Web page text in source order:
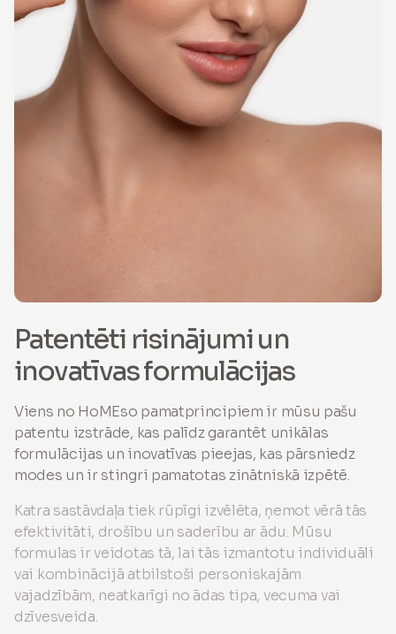
Patentēti risinājumi un
inovatīvas formulācijas
Viens no HoMEso pamatprincipiem ir mūsu pašu
patentu izstrāde, kas palīdz garantēt unikālas
formulācijas un inovatīvas pieejas, kas pārsniedz
modes un ir stingri pamatotas zinātniskā izpētē.
Katra sastāvdaļa tiek rūpīgi izvēlēta, ņemot vērā tās
efektivitāti, drošību un saderību ar ādu. Mūsu
formulas ir veidotas tā, lai tās izmantotu individuāli
vai kombinācijā atbilstoši personiskajām
vajadzībām, neatkarīgi no ādas tipa, vecuma vai
dzīvesveida.